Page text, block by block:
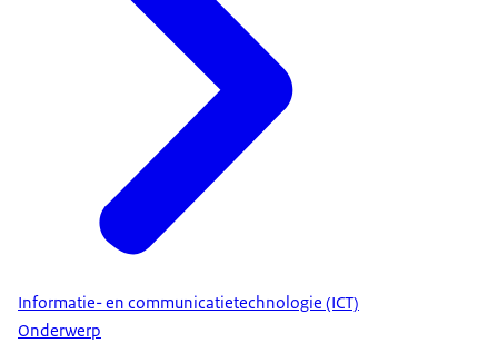
Informatie- en communicatietechnologie (ICT)
Onderwerp